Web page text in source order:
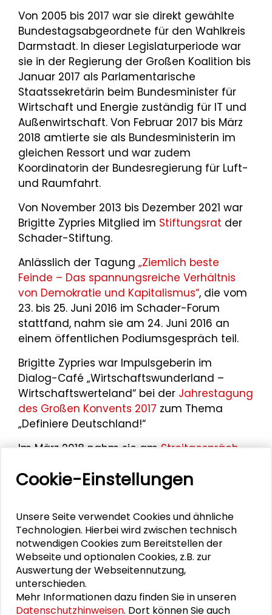
Von 2005 bis 2017 war sie direkt gewählte
Bundestagsabgeordnete für den Wahlkreis
Darmstadt. In dieser Legislaturperiode war
sie in der Regierung der Großen Koalition bis
Januar 2017 als Parlamentarische
Staatssekretärin beim Bundesminister für
Wirtschaft und Energie zuständig für IT und
Außenwirtschaft. Von Februar 2017 bis März
2018 amtierte sie als Bundesministerin im
gleichen Ressort und war zudem
Koordinatorin der Bundesregierung für Luft-
und Raumfahrt.
Von November 2013 bis Dezember 2021 war
Brigitte Zypries Mitglied im Stiftungsrat der
Schader-Stiftung.
Anlässlich der Tagung „Ziemlich beste
Feinde – Das spannungsreiche Verhältnis
von Demokratie und Kapitalismus“, die vom
23. bis 25. Juni 2016 im Schader-Forum
stattfand, nahm sie am 24. Juni 2016 an
einem öffentlichen Podiumsgespräch teil.
Brigitte Zypries war Impulsgeberin im
Dialog-Café „Wirtschaftswunderland –
Wirtschaftswerteland“ bei der Jahrestagung
des Großen Konvents 2017 zum Thema
„Definiere Deutschland!“
Im März 2018 nahm sie amStreitgespräch
Wettbewerb, Leistungsdruck und
Ressourcenverschwendung“anlässlich der
Fachtagung „Wirtschaftsförderung 4.0 –
Kooperative Wirtschaftsformen und
kommunale Wirtschaftsförderung“ im
Schader-Forum teil.
Cookie-Einstellungen
Unsere Seite verwendet Cookies und ähnliche
Technologien. Hierbei wird zwischen technisch
notwendigen Cookies zum Bereitstellen der
Webseite und optionalen Cookies, z.B. zur
Auswertung der Webseitennutzung,
unterschieden.
Mehr Informationen dazu finden Sie in unseren
Datenschutzhinweisen. Dort können Sie auch